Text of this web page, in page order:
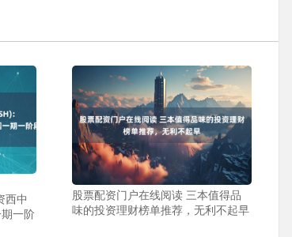
西中
一阶
股票配资门户在线阅读 三本值得品
味的投资理财榜单推荐，无利不起早